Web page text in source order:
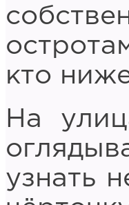
кто
На
узнать